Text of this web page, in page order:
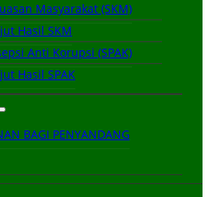
Masyarakat (SKM)
Hasil SKM
Anti Korupsi (SPAK)
Hasil SPAK
BAGI PENYANDANG